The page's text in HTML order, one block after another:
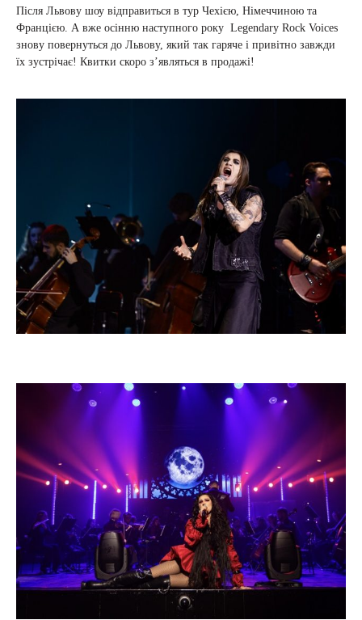
Після Львову шоу відправиться в тур Чехією, Німеччиною та
Францією. А вже осінню наступного року Legendary Rock Voices
знову повернуться до Львову, який так гаряче і привітно завжди
їх зустрічає! Квитки скоро зʼявляться в продажі!